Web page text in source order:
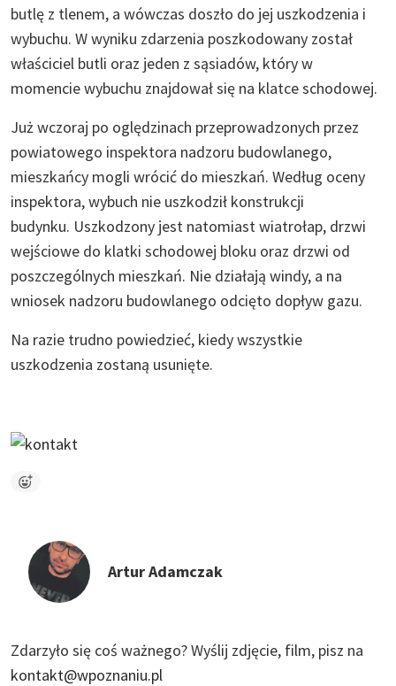
butlę z tlenem, a wówczas doszło do jej uszkodzenia i
wybuchu. W wyniku zdarzenia poszkodowany został
właściciel butli oraz jeden z sąsiadów, który w
momencie wybuchu znajdował się na klatce schodowej.
Już wczoraj po oględzinach przeprowadzonych przez
powiatowego inspektora nadzoru budowlanego,
mieszkańcy mogli wrócić do mieszkań. Według oceny
inspektora, wybuch nie uszkodził konstrukcji
budynku. Uszkodzony jest natomiast wiatrołap, drzwi
wejściowe do klatki schodowej bloku oraz drzwi od
poszczególnych mieszkań. Nie działają windy, a na
wniosek nadzoru budowlanego odcięto dopływ gazu.
Na razie trudno powiedzieć, kiedy wszystkie
uszkodzenia zostaną usunięte.
Artur Adamczak
Zdarzyło się coś ważnego?Wyślij zdjęcie, film, pisz na
kontakt@wpoznaniu.pl